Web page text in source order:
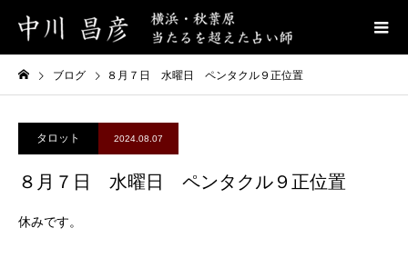
ブログ ８月７日 水曜日 ペンタクル９正位置
タロット 2024.08.07
８月７日 水曜日 ペンタクル９正位置
休みです。